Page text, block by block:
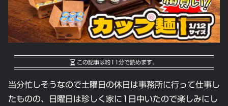
この記事は約11分で読めます。
当分忙しそうなので土曜日の休日は事務所に行って仕事し
たものの、日曜日は珍しく家に1日中いたので楽しみにし